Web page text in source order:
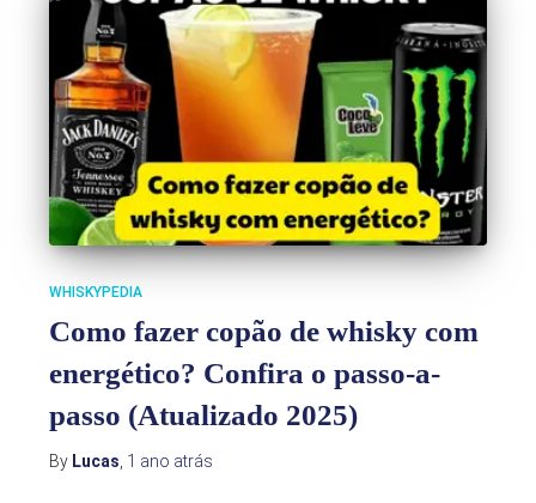
WHISKYPEDIA
Como fazer copão de whisky com
energético? Confira o passo-a-
passo (Atualizado 2025)
By Lucas 1 ano atrás